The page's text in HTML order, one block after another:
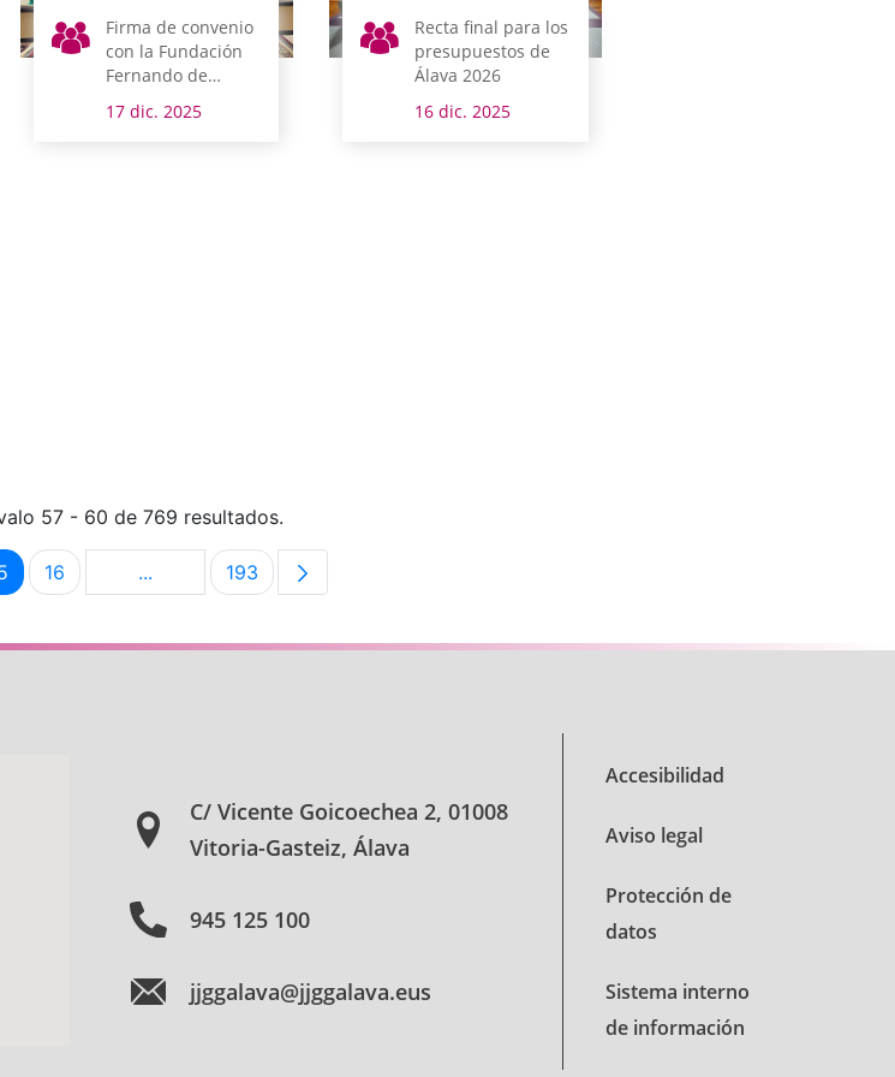
Firma de convenio
con la Fundación
Fernando de
17 dic. 2025
Recta final para los
presupuestos de
Álava 2026
16 dic. 2025
57 - 60 de 769 resultados.
Use TAB para desplazarse.
Página
16 ...Páginas intermedias Use TAB para desplazarse.
Página
193
C/ Vicente Goicoechea 2, 01008
Vitoria-Gasteiz, Álava
945 125 100
jjggalava@jjggalava.eus
Accesibilidad
Aviso legal
Protección de
datos
Sistema interno
de información